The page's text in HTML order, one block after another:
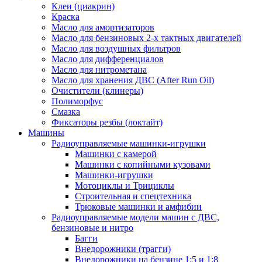
Клеи (циакрин)
Краска
Масло для амортизаторов
Масло для бензиновых 2-х тактных двигателей
Масло для воздушных фильтров
Масло для дифференциалов
Масло для нитрометана
Масло для хранения ДВС (After Run Oil)
Очистители (клинеры)
Полиморфус
Смазка
Фиксаторы резбы (локтайт)
Машины
Радиоуправляемые машинки-игрушки
Машинки с камерой
Машинки с копийными кузовами
Машинки-игрушки
Мотоциклы и Трициклы
Строительная и спецтехника
Трюковые машинки и амфибии
Радиоуправляемые модели машин с ДВС,
бензиновые и нитро
Багги
Внедорожники (трагги)
Внедорожники на бензине 1:5 и 1:8